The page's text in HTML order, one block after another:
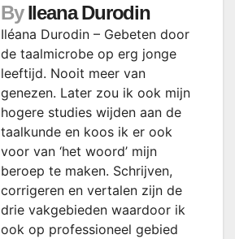
By Ileana Durodin
Iléana Durodin – Gebeten door
de taalmicrobe op erg jonge
leeftijd. Nooit meer van
genezen. Later zou ik ook mijn
hogere studies wijden aan de
taalkunde en koos ik er ook
voor van ‘het woord’ mijn
beroep te maken. Schrijven,
corrigeren en vertalen zijn de
drie vakgebieden waardoor ik
ook op professioneel gebied